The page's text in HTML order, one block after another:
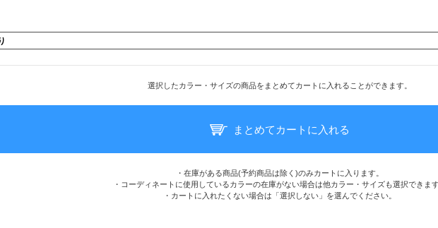
選択したカラー・サイズの商品をまとめてカートに入れることができます。
まとめてカートに入れる
・在庫がある商品(予約商品は除く)のみカートに入ります。
・コーディネートに使用しているカラーの在庫がない場合は他カラー・サイズも選択できま
・カートに入れたくない場合は「選択しない」を選んでください。